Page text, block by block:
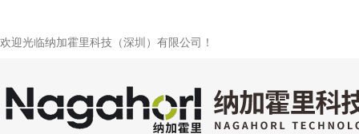
欢迎光临纳加霍里科技（深圳）有限公司！